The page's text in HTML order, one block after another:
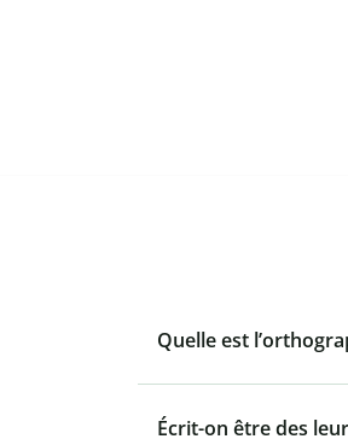
Quelle est
Écrit-on être des